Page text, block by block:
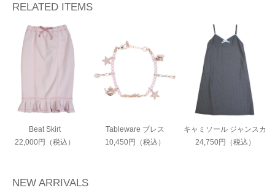
RELATED ITEMS
Beat Skirt
22,000円（税込）
Tableware ブレス
10,450円（税込）
キャミソール ジャンスカ
24,750円（税込）
NEW ARRIVALS